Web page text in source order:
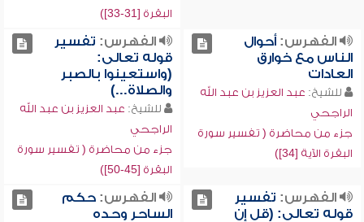
البقرة [31-33])
الفهرس:أحوال
الناس مع خوارق
العادات
للشيخ: عبد العزيز بن عبد الله
الراجحي
جزء من محاضرة ( تفسير سورة
البقرة الآية [34])
الفهرس: تفسير
قوله تعالى:
(واستعينوا بالصبر
والصلاة...)
للشيخ: عبد العزيز بن عبد الله
الراجحي
جزء من محاضرة ( تفسير سورة
البقرة [45-50])
الفهرس: تفسير
قوله تعالى: (قل إن
الفهرس:حكم
الساحر وحده